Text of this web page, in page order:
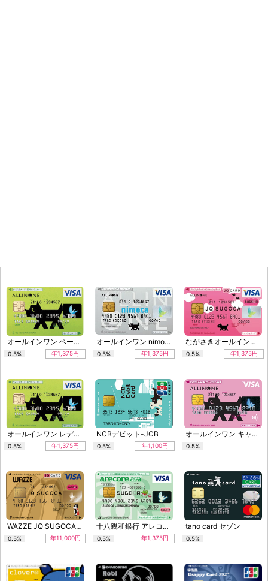
オールインワン ベーシックカード
0.5% 年1,375円
オールインワン nimoca ベーシック
0.5% 年1,375円
ながさきオールインワン JQ SUGOCA クラシック
0.5% 年1,375円
オールインワン レディース
0.5% 年1,375円
NCBデビット-JCB
0.5% 年1,100円
オールインワン キャンパス
0.5%
WAZZE JQ SUGOCA ゴールド
0.5% 年11,000円
十八親和銀行 アレコレSUGOCA クラシック
0.5% 年1,375円
tano card セゾン
0.5%